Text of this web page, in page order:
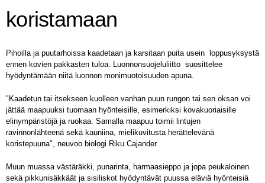
koristamaan
Pihoilla ja puutarhoissa kaadetaan ja karsitaan puita usein loppusyksystä
ennen kovien pakkasten tuloa. Luonnonsuojeluliitto suosittelee
hyödyntämään niitä luonnon monimuotoisuuden apuna.
"Kaadetun tai itsekseen kuolleen vanhan puun rungon tai sen oksan voi
jättää maapuuksi tuomaan hyönteisille, esimerkiksi kovakuoriaisille
elinympäristöjä ja ruokaa. Samalla maapuu toimii lintujen
ravinnonlähteenä sekä kauniina, mielikuvitusta herättelevänä
koristepuuna", neuvoo biologi Riku Cajander.
Muun muassa västäräkki, punarinta, harmaasieppo ja jopa peukaloinen
sekä pikkunisäkkäät ja sisiliskot hyödyntävät puussa eläviä hyönteisiä